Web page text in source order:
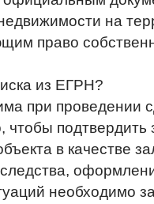
на
право
из ЕГРН?
при проведении
подтвердить
в качестве
необходимо